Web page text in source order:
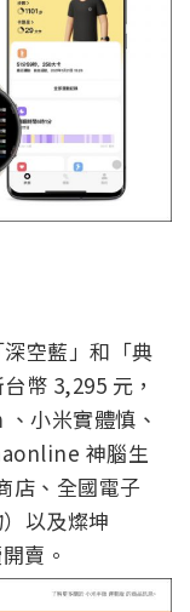
空藍」和「典
幣 3,295 元，
小米實體慎、
神腦生
店、全國電子
以及燦坤
賣。